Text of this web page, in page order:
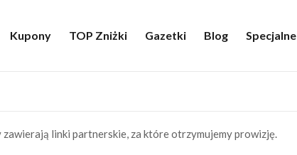
Kupony TOP Zniżki Gazetki Blog Specjalne
linki partnerskie, za które otrzymujemy prowizję.